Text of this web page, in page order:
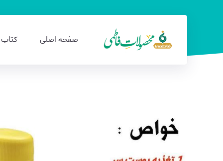
صفحه اصلی کتاب